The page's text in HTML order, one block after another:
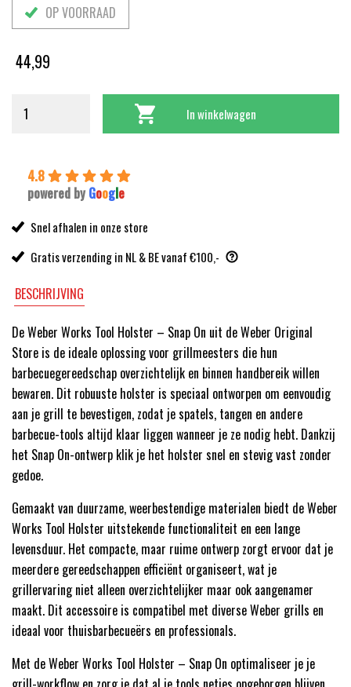
OP VOORRAAD
44,99
In winkelwagen
4.8
powered by Google
Snel afhalen in onze store
Gratis verzending in NL & BE vanaf €100,-
BESCHRIJVING
De Weber Works Tool Holster – Snap On uit de Weber Original
Store is de ideale oplossing voor grillmeesters die hun
barbecuegereedschap overzichtelijk en binnen handbereik willen
bewaren. Dit robuuste holster is speciaal ontworpen om eenvoudig
aan je grill te bevestigen, zodat je spatels, tangen en andere
barbecue-tools altijd klaar liggen wanneer je ze nodig hebt. Dankzij
het Snap On-ontwerp klik je het holster snel en stevig vast zonder
gedoe.
Gemaakt van duurzame, weerbestendige materialen biedt de Weber
Works Tool Holster uitstekende functionaliteit en een lange
levensduur. Het compacte, maar ruime ontwerp zorgt ervoor dat je
meerdere gereedschappen efficiënt organiseert, wat je
grillervaring niet alleen overzichtelijker maar ook aangenamer
maakt. Dit accessoire is compatibel met diverse Weber grills en
ideaal voor thuisbarbecueërs en professionals.
Met de Weber Works Tool Holster – Snap On optimaliseer je je